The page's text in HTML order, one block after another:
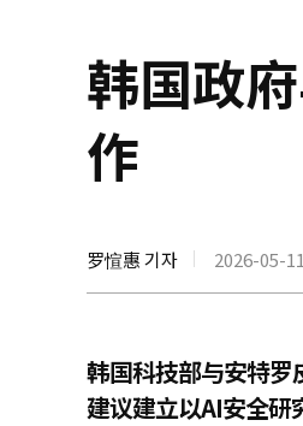
韩国政
作
罗愃惠 기자 2026-05-
韩国科技部与安特罗
建议建立以AI安全研